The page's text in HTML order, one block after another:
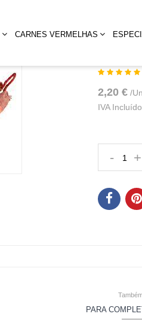
CARNES VERMELHAS HOME
2,20 € /Un
IVA Incluído
- +
PARA